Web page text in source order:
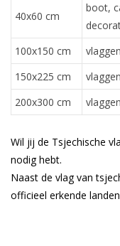
40x60 cm
boot,
100x150 cm
150x225 cm
200x300 cm
Wil jij de Tsjechische
nodig hebt.
Naast de vlag van
officieel erkende